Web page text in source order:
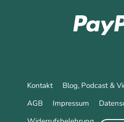
Kontakt Blog, Podcast &
AGB
Impressum